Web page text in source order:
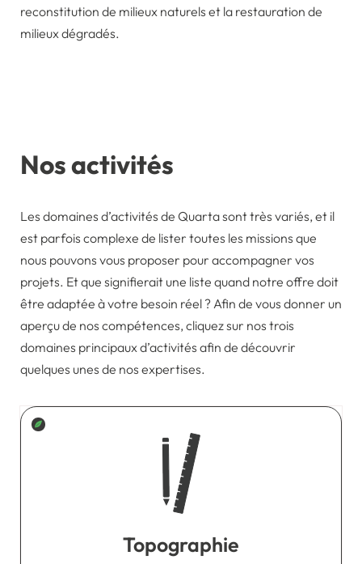
reconstitution de milieux naturels et la restauration de
milieux dégradés.
Nos activités
Les domaines d’activités de Quarta sont très variés, et il
est parfois complexe de lister toutes les missions que
nous pouvons vous proposer pour accompagner vos
projets. Et que signifierait une liste quand notre offre doit
être adaptée à votre besoin réel ? Afin de vous donner un
aperçu de nos compétences, cliquez sur nos trois
domaines principaux d’activités afin de découvrir
quelques unes de nos expertises.
Topographie